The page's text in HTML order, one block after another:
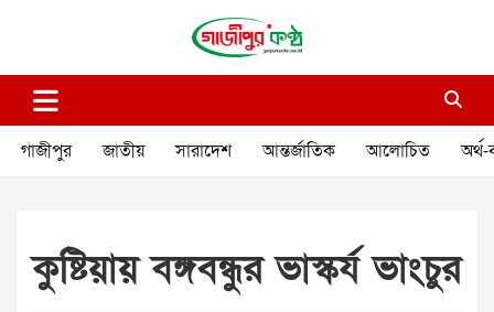
গাজীপুর কণ্ঠ
গাজীপুর জাতীয় সারাদেশ আন্তর্জাতিক আলোচিত অর্থ-
কুষ্টিয়ায় বঙ্গবন্ধুর ভাস্কর্য ভাংচুর